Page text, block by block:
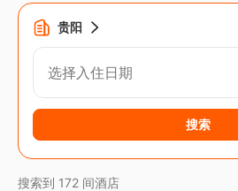
贵阳
选择入住日期
搜索
搜索到 172 间酒店